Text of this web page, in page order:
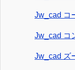
Jw_cad コ
Jw_cad コ
Jw_cad ズ